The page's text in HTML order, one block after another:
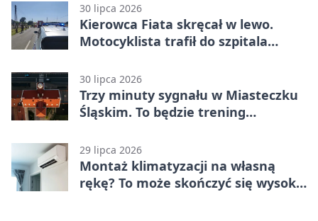
30 lipca 2026
Kierowca Fiata skręcał w lewo.
Motocyklista trafił do szpitala
30 lipca 2026
Trzy minuty sygnału w Miasteczku
Śląskim. To będzie trening
29 lipca 2026
Montaż klimatyzacji na własną
rękę? To może skończyć się wysoką